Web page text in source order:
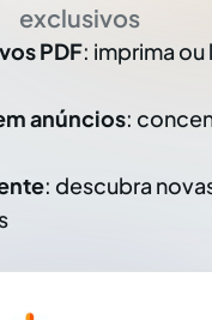
exclusivos
PDF: imprima ou
anúncios:
: descubra